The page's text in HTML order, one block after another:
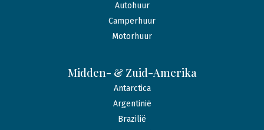
Autohuur
Camperhuur
Motorhuur
Midden- & Zuid-Amerika
Antarctica
Argentinië
Brazilië